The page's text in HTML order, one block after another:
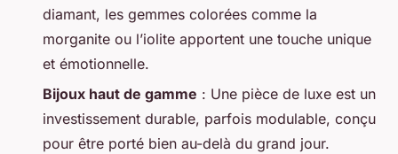
diamant, les gemmes colorées comme la
morganite ou l’iolite apportent une touche unique
et émotionnelle.
Bijoux haut de gamme : Une pièce de luxe est un
investissement durable, parfois modulable, conçu
pour être porté bien au-delà du grand jour.